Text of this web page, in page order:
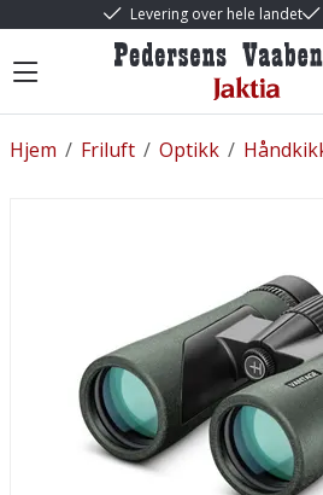
Levering over hele landet
/
Hjem /
Friluft /
Optikk